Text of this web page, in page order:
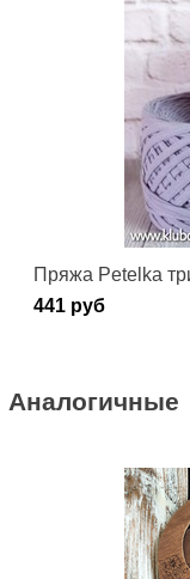
Пряжа Petelka
441 руб
Аналогичные